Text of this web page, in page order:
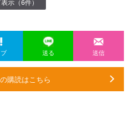
送る 送信
購読はこちら